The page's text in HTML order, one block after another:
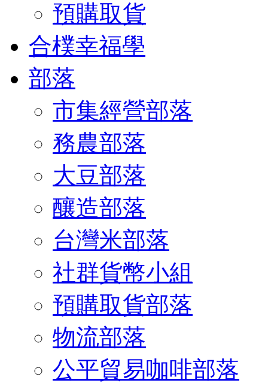
預購取貨
合樸幸福學
部落
市集經營部落
務農部落
大豆部落
釀造部落
台灣米部落
社群貨幣小組
預購取貨部落
物流部落
公平貿易咖啡部落